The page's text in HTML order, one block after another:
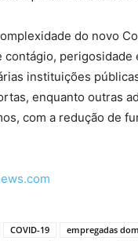
do novo
contágio, perigosidade
instituições
enquanto outras
com a redução de
COVID-19
empregadas